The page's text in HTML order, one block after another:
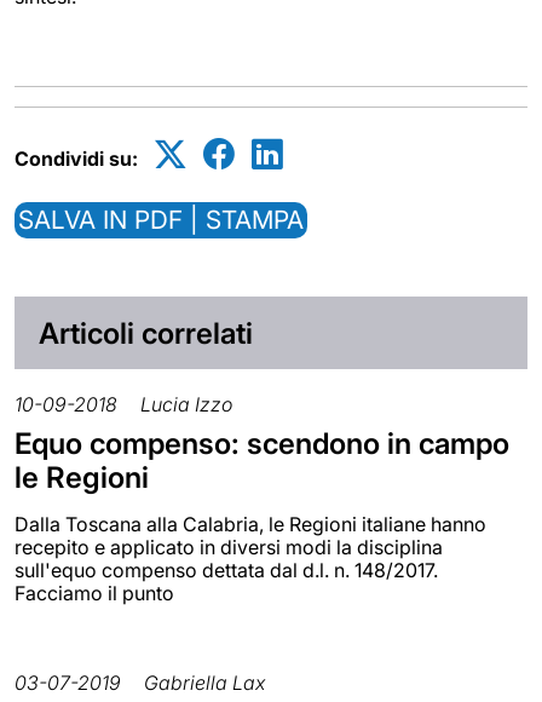
Condividi su:
SALVA IN PDF | STAMPA
Articoli correlati
10-09-2018 Lucia Izzo
Equo compenso: scendono in campo
le Regioni
Dalla Toscana alla Calabria, le Regioni italiane hanno
recepito e applicato in diversi modi la disciplina
sull'equo compenso dettata dal d.l. n. 148/2017.
Facciamo il punto
03-07-2019 Gabriella Lax